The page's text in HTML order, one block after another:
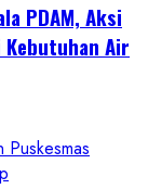
PDAM, Aksi
Air